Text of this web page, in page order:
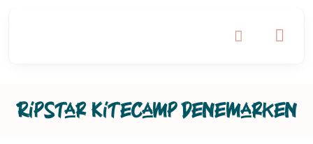
Ripstar Kitecamp Denemarken